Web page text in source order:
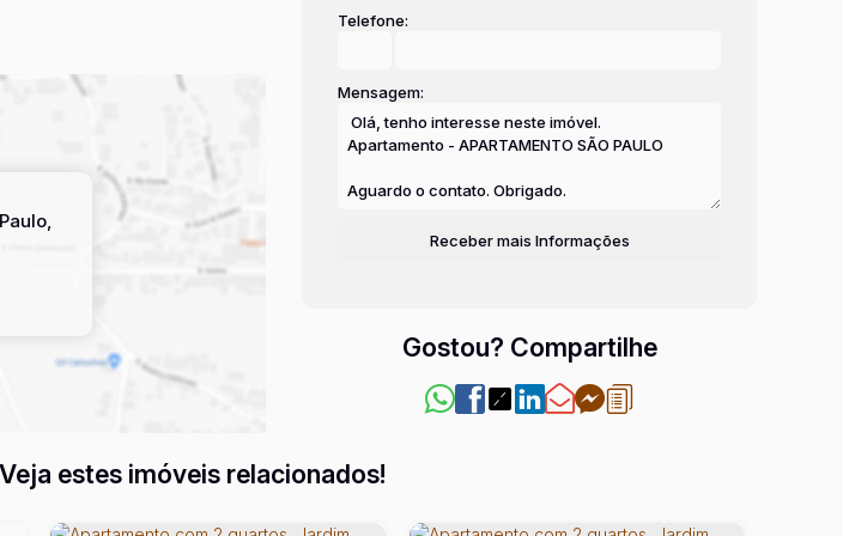
Telefone:
Mensagem:
Gostou? Compartilhe
estes imóveis relacionados!